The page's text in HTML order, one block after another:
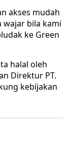
akses mudah
bila kami
ke Green
halal oleh
Direktur PT.
kebijakan